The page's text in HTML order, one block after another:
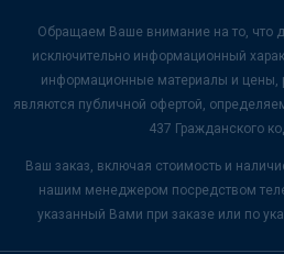
Обращаем Ваше внимание на то, что
исключительно информационный
информационные материалы и цены,
являются публичной офертой,
437 Гражданского
Ваш заказ, включая стоимость и
нашим менеджером посредством
указанный Вами при заказе или по